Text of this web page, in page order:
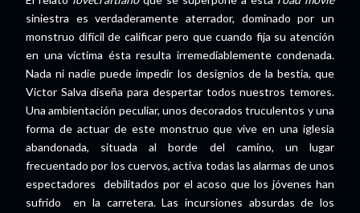
siniestra es verdaderamente aterrador, dominado por un
monstruo difícil de calificar pero que cuando fija su atención
en una víctima ésta resulta irremediablemente condenada.
Nada ni nadie puede impedir los designios de la bestia, que
Victor Salva diseña para despertar todos nuestros temores.
Una ambientación peculiar, unos decorados truculentos y una
forma de actuar de este monstruo que vive en una iglesia
abandonada, situada al borde del camino, un lugar
frecuentado por los cuervos, activa todas las alarmas de unos
espectadores debilitados por el acoso que los jóvenes han
sufrido en la carretera. Las incursiones absurdas de los